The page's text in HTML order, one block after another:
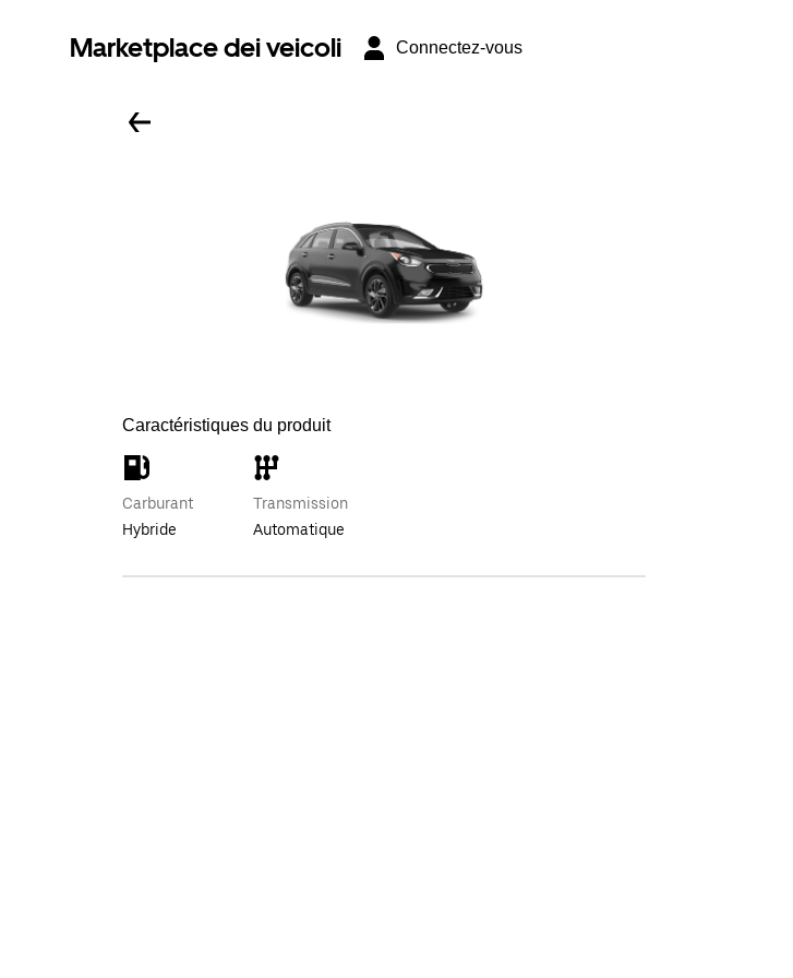
Marketplace dei veicoli Connectez-vous
Caractéristiques du produit
Carburant
Hybride
Transmission
Automatique